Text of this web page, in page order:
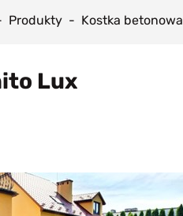
Produkty Kostka betonowa
Lux